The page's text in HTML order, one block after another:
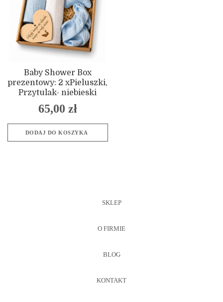
Baby Shower Box
prezentowy: 2 xPieluszki,
Przytulak- niebieski
65,00 zł
DODAJ DO KOSZYKA
SKLEP
O FIRMIE
BLOG
KONTAKT